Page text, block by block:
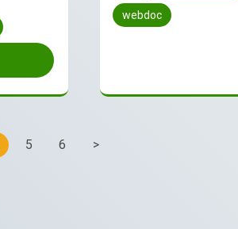
webdoc
5 6 >